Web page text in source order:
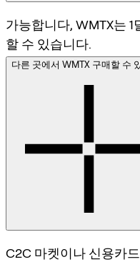
가능합니다, WMTX는
할 수 있습니다.
다른 곳에서 WMTX 구매할 수
C2C 마켓이나 신용카